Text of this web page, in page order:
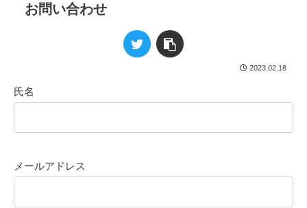
お問い合わせ
2023.02.18
氏名
メールアドレス